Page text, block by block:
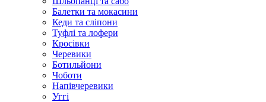
Балетки та мокасини
Кеди та сліпони
Туфлі та лофери
Кросівки
Черевики
Ботильйони
Чоботи
Напівчеревики
Уггі